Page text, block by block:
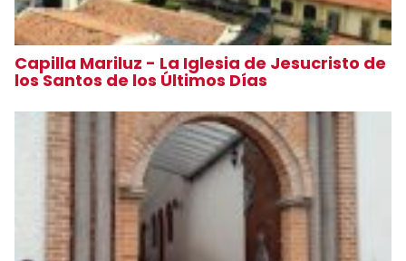
Capilla Mariluz - La Iglesia de Jesucristo de
los Santos de los Últimos Días